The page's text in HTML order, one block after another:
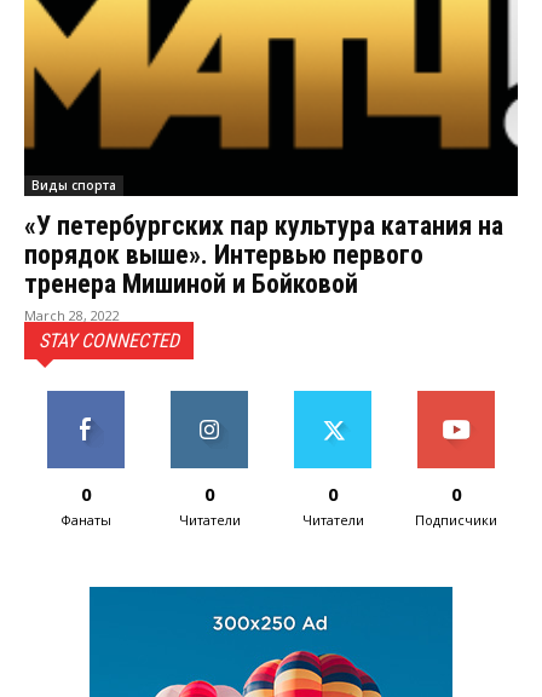
Виды спорта
«У петербургских пар культура катания на
порядок выше». Интервью первого
тренера Мишиной и Бойковой
March 28, 2022
STAY CONNECTED
0
Фанаты
0
Читатели
0
Читатели
0
Подписчики